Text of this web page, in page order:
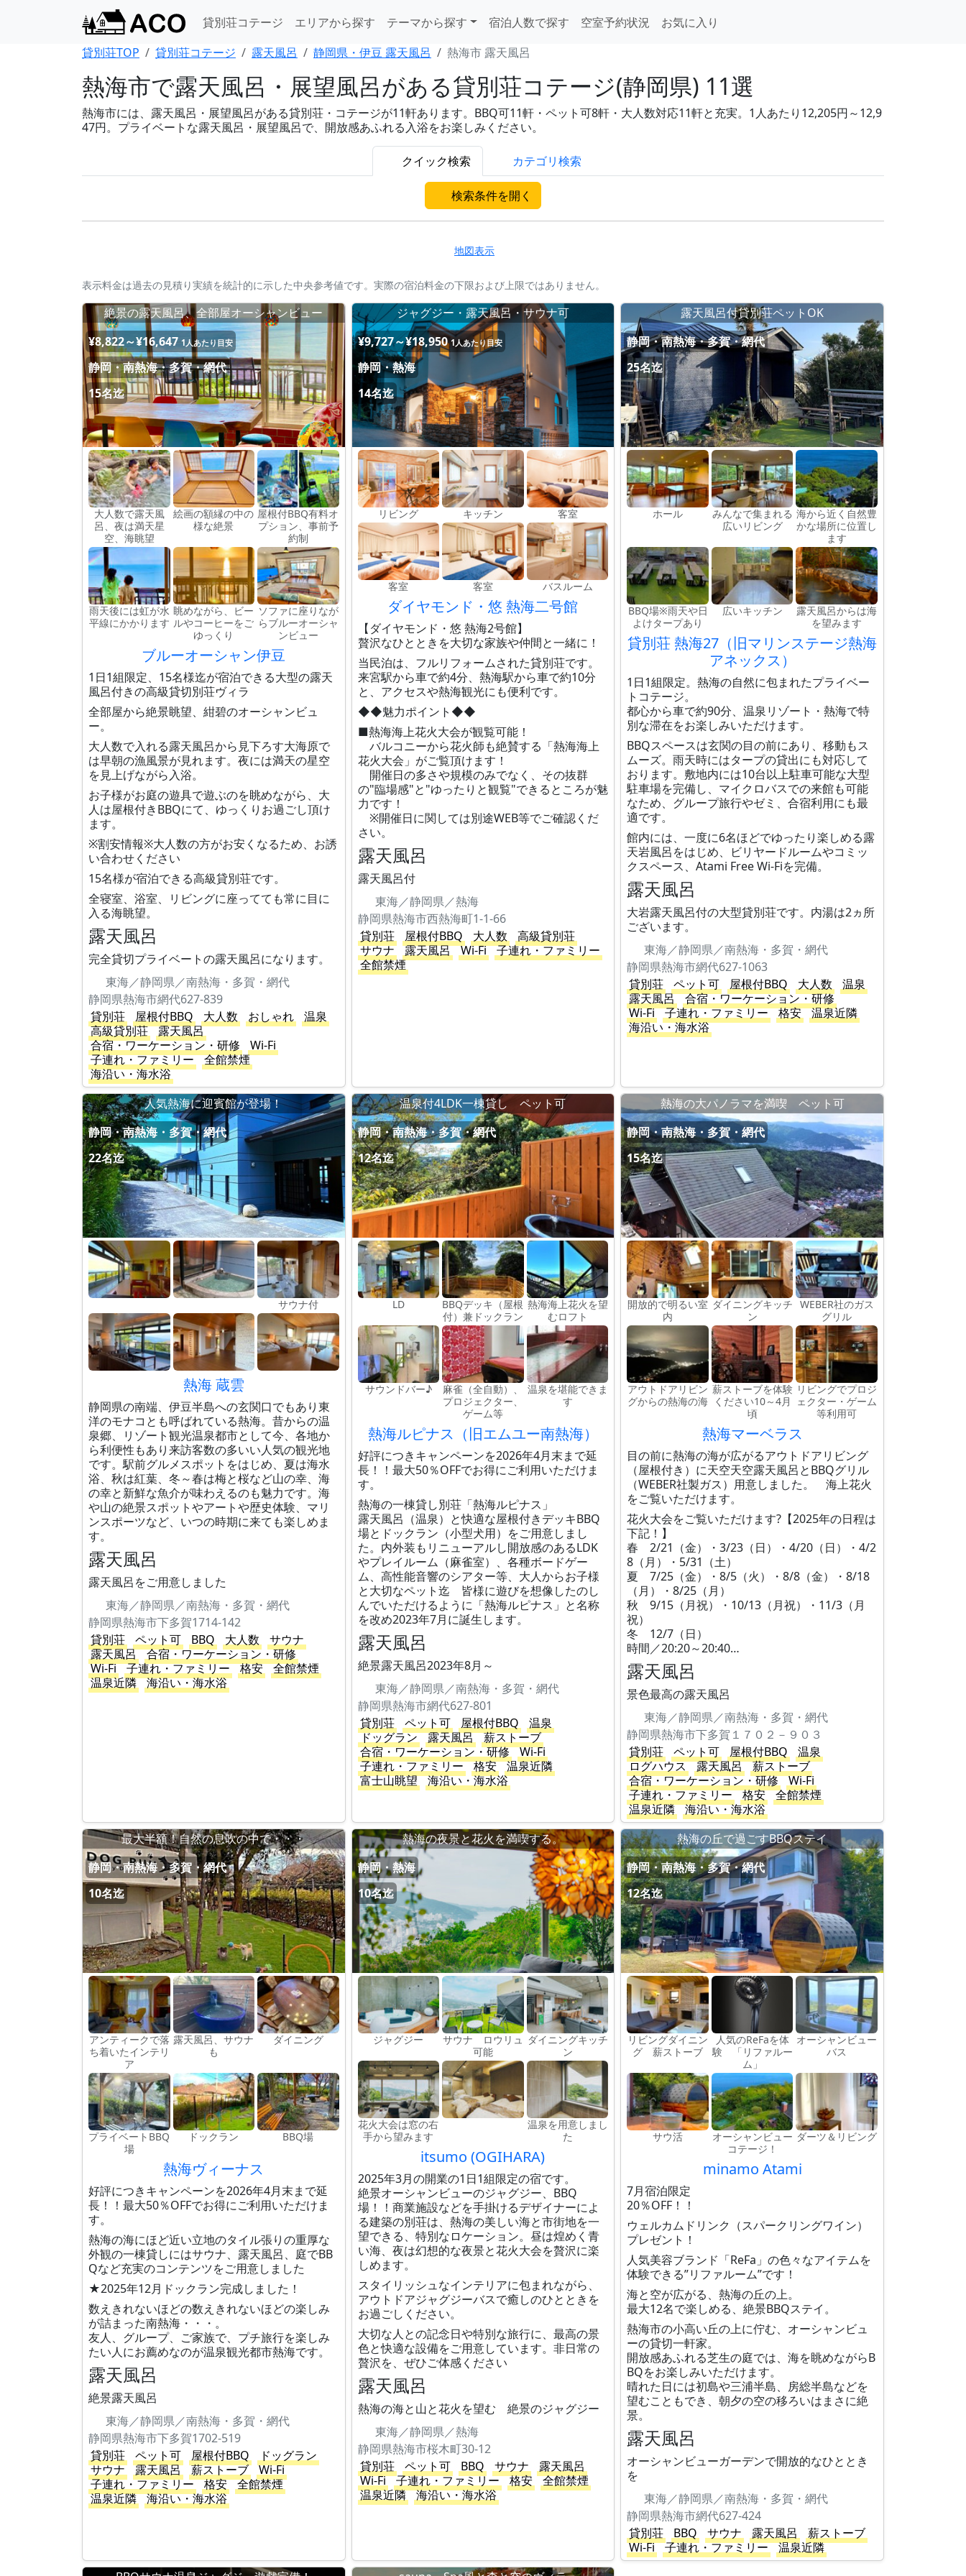
貸別荘コテージ エリアから探す テーマから探す 宿泊人数で探す 空室予約状況
お気に入り
貸別荘TOP
貸別荘コテージ 露天風呂 静岡県・伊豆 露天風呂 熱海市 露天風呂
熱海市で露天風呂・展望風呂がある貸別荘コテージ(静岡県) 11選
熱海市には、露天風呂・展望風呂がある貸別荘・コテージが11軒あります。BBQ可11軒・ペット可8軒・大人数対応11軒と充実。1人あたり12,205円～12,9
47円。プライベートな露天風呂・展望風呂で、開放感あふれる入浴をお楽しみください。
クイック検索 カテゴリ検索
検索条件を開く
地図表示
表示料金は過去の見積り実績を統計的に示した中央参考値です。実際の宿泊料金の下限および上限ではありません。
絶景の露天風呂、全部屋オーシャンビュー
¥8,822～¥16,647 1人あたり目安
静岡・南熱海・多賀・網代
15名迄
大人数で露天風
呂、夜は満天星
空、海眺望
絵画の額縁の中の
様な絶景
屋根付BBQ有料オ
プション、事前予
約制
雨天後には虹が水
平線にかかります
眺めながら、ビー
ルやコーヒーをご
ゆっくり
ソファに座りなが
らブルーオーシャ
ンビュー
ブルーオーシャン伊豆
1日1組限定、15名様迄が宿泊できる大型の露天
風呂付きの高級貸切別荘ヴィラ
全部屋から絶景眺望、紺碧のオーシャンビュ
ー。
大人数で入れる露天風呂から見下ろす大海原で
は早朝の漁風景が見れます。夜には満天の星空
を見上げながら入浴。
お子様がお庭の遊具で遊ぶのを眺めながら、大
人は屋根付きBBQにて、ゆっくりお過ごし頂け
ます。
※割安情報※大人数の方がお安くなるため、お誘
い合わせください
15名様が宿泊できる高級貸別荘です。
全寝室、浴室、リビングに座ってても常に目に
入る海眺望。
露天風呂
完全貸切プライベートの露天風呂になります。
東海／静岡県／南熱海・多賀・網代
静岡県熱海市網代627-839
貸別荘
屋根付BBQ 大人数 おしゃれ
温泉
高級貸別荘
露天風呂
合宿・ワーケーション・研修
Wi-Fi
子連れ・ファミリー
全館禁煙
海沿い・海水浴
ジャグジー・露天風呂・サウナ可
¥9,727～¥18,950 1人あたり目安
静岡・熱海
14名迄
リビング キッチン 客室
客室 客室 バスルーム
ダイヤモンド・悠 熱海二号館
【ダイヤモンド・悠 熱海2号館】
贅沢なひとときを大切な家族や仲間と一緒に！
当民泊は、フルリフォームされた貸別荘です。
来宮駅から車で約4分、熱海駅から車で約10分
と、アクセスや熱海観光にも便利です。
◆◆魅力ポイント◆◆
■熱海海上花火大会が観覧可能！
バルコニーから花火師も絶賛する「熱海海上
花火大会」がご覧頂けます！
開催日の多さや規模のみでなく、その抜群
の"臨場感"と"ゆったりと観覧"できるところが魅
力です！
※開催日に関しては別途WEB等でご確認くだ
さい。
露天風呂
露天風呂付
東海／静岡県／熱海
静岡県熱海市西熱海町1-1-66
貸別荘
屋根付BBQ 大人数
高級貸別荘
サウナ
露天風呂 Wi-Fi
子連れ・ファミリー
全館禁煙
露天風呂付貸別荘ペットOK
静岡・南熱海・多賀・網代
25名迄
ホール
みんなで集まれる
広いリビング
海から近く自然豊
かな場所に位置し
ます
BBQ場※雨天や日
よけタープあり
広いキッチン
露天風呂からは海
を望みます
貸別荘 熱海27（旧マリンステージ熱海
アネックス）
1日1組限定。熱海の自然に包まれたプライベー
トコテージ。
都心から車で約90分、温泉リゾート・熱海で特
別な滞在をお楽しみいただけます。
BBQスペースは玄関の目の前にあり、移動もス
ムーズ。雨天時にはタープの貸出にも対応して
おります。敷地内には10台以上駐車可能な大型
駐車場を完備し、マイクロバスでの来館も可能
なため、グループ旅行やゼミ、合宿利用にも最
適です。
館内には、一度に6名ほどでゆったり楽しめる露
天岩風呂をはじめ、ビリヤードルームやコミッ
クスペース、Atami Free Wi-Fiを完備。
露天風呂
大岩露天風呂付の大型貸別荘です。内湯は2ヵ所
ございます。
東海／静岡県／南熱海・多賀・網代
静岡県熱海市網代627-1063
貸別荘
ペット可 屋根付BBQ 大人数
温泉
露天風呂
合宿・ワーケーション・研修
Wi-Fi
子連れ・ファミリー 格安
温泉近隣
海沿い・海水浴
人気熱海に迎賓館が登場！
静岡・南熱海・多賀・網代
22名迄
サウナ付
熱海 蔵雲
静岡県の南端、伊豆半島への玄関口でもあり東
洋のモナコとも呼ばれている熱海。昔からの温
泉郷、リゾート観光温泉都市として今、各地か
ら利便性もあり来訪客数の多いい人気の観光地
です。駅前グルメスポットをはじめ、夏は海水
浴、秋は紅葉、冬～春は梅と桜など山の幸、海
の幸と新鮮な魚介が味わえるのも魅力です。海
や山の絶景スポットやアートや歴史体験、マリ
ンスポーツなど、いつの時期に来ても楽しめま
す。
露天風呂
露天風呂をご用意しました
東海／静岡県／南熱海・多賀・網代
静岡県熱海市下多賀1714-142
貸別荘
ペット可 BBQ 大人数
サウナ
露天風呂
合宿・ワーケーション・研修
Wi-Fi
子連れ・ファミリー 格安
全館禁煙
温泉近隣
海沿い・海水浴
温泉付4LDK一棟貸し ペット可
静岡・南熱海・多賀・網代
12名迄
LD
BBQデッキ（屋根
付）兼ドックラン
熱海海上花火を望
むロフト
サウンドバー♪
麻雀（全自動）、
プロジェクター、
ゲーム等
温泉を堪能できま
す
熱海ルピナス（旧エムユー南熱海）
好評につきキャンペーンを2026年4月末まで延
長！！最大50％OFFでお得にご利用いただけま
す。
熱海の一棟貸し別荘「熱海ルピナス」
露天風呂（温泉）と快適な屋根付きデッキBBQ
場とドックラン（小型犬用）をご用意しまし
た。内外装もリニューアルし開放感のあるLDK
やプレイルーム（麻雀室）、各種ボードゲー
ム、高性能音響のシアター等、大人からお子様
と大切なペット迄 皆様に遊びを想像したのし
んでいただけるように「熱海ルピナス」と名称
を改め2023年7月に誕生します。
露天風呂
絶景露天風呂2023年8月～
東海／静岡県／南熱海・多賀・網代
静岡県熱海市網代627-801
貸別荘
ペット可 屋根付BBQ
温泉
ドッグラン
露天風呂
薪ストーブ
合宿・ワーケーション・研修
Wi-Fi
子連れ・ファミリー
格安
温泉近隣
富士山眺望
海沿い・海水浴
熱海の大パノラマを満喫 ペット可
静岡・南熱海・多賀・網代
15名迄
開放的で明るい室
内
ダイニングキッチ
ン
WEBER社のガス
グリル
アウトドアリビン
グからの熱海の海
薪ストーブを体験
ください10～4月
頃
リビングでプロジ
ェクター・ゲーム
等利用可
熱海マーベラス
目の前に熱海の海が広がるアウトドアリビング
（屋根付き）に天空天空露天風呂とBBQグリル
（WEBER社製ガス）用意しました。 海上花火
をご覧いただけます。
花火大会をご覧いただけます?【2025年の日程は
下記！】
春 2/21（金）・3/23（日）・4/20（日）・4/2
8（月）・5/31（土）
夏 7/25（金）・8/5（火）・8/8（金）・8/18
（月）・8/25（月）
秋 9/15（月祝）・10/13（月祝）・11/3（月
祝）
冬 12/7（日）
時間／20:20～20:40…
露天風呂
景色最高の露天風呂
東海／静岡県／南熱海・多賀・網代
静岡県熱海市下多賀１７０２－９０３
貸別荘
ペット可 屋根付BBQ
温泉
ログハウス
露天風呂
薪ストーブ
合宿・ワーケーション・研修
Wi-Fi
子連れ・ファミリー
格安
全館禁煙
温泉近隣
海沿い・海水浴
最大半額！自然の息吹の中で・・・
静岡・南熱海・多賀・網代
10名迄
アンティークで落
ち着いたインテリ
ア
露天風呂、サウナ
も
ダイニング
プライベートBBQ
場
ドックラン BBQ場
熱海ヴィーナス
好評につきキャンペーンを2026年4月末まで延
長！！最大50％OFFでお得にご利用いただけま
す。
熱海の海にほど近い立地のタイル張りの重厚な
外観の一棟貸しにはサウナ、露天風呂、庭でBB
Qなど充実のコンテンツをご用意しました
★2025年12月ドックラン完成しました！
数えきれないほどの数えきれないほどの楽しみ
が詰まった南熱海・・・。
友人、グループ、ご家族で、プチ旅行を楽しみ
たい人にお薦めなのが温泉観光都市熱海です。
露天風呂
絶景露天風呂
東海／静岡県／南熱海・多賀・網代
静岡県熱海市下多賀1702-519
貸別荘
ペット可 屋根付BBQ
ドッグラン
サウナ
露天風呂 薪ストーブ
Wi-Fi
子連れ・ファミリー
格安
全館禁煙
温泉近隣
海沿い・海水浴
熱海の夜景と花火を満喫する。
静岡・熱海
10名迄
ジャグジー
サウナ ロウリュ
可能
ダイニングキッチ
ン
花火大会は窓の右
手から望みます
温泉を用意しまし
た
itsumo (OGIHARA)
2025年3月の開業の1日1組限定の宿です。
絶景オーシャンビューのジャグジー、BBQ
場！！商業施設などを手掛けるデザイナーによ
る建築の別荘は、熱海の美しい海と市街地を一
望できる、特別なロケーション。昼は煌めく青
い海、夜は幻想的な夜景と花火大会を贅沢に楽
しめます。
スタイリッシュなインテリアに包まれながら、
アウトドアジャグジーバスで癒しのひとときを
お過ごしください。
大切な人との記念日や特別な旅行に、最高の景
色と快適な設備をご用意しています。非日常の
贅沢を、ぜひご体感ください
露天風呂
熱海の海と山と花火を望む 絶景のジャグジー
東海／静岡県／熱海
静岡県熱海市桜木町30-12
貸別荘
ペット可 BBQ サウナ
露天風呂
Wi-Fi
子連れ・ファミリー 格安
全館禁煙
温泉近隣
海沿い・海水浴
熱海の丘で過ごすBBQステイ
静岡・南熱海・多賀・網代
12名迄
リビングダイニン
グ 薪ストーブ
人気のReFaを体
験 「リファルー
ム」
オーシャンビュー
バス
サウ活
オーシャンビュー
コテージ！
ダーツ＆リビング
minamo Atami
7月宿泊限定
20％OFF！！
ウェルカムドリンク（スパークリングワイン）
プレゼント！
人気美容ブランド「ReFa」の色々なアイテムを
体験できる”リファルーム”です！
海と空が広がる、熱海の丘の上。
最大12名で楽しめる、絶景BBQステイ。
熱海市の小高い丘の上に佇む、オーシャンビュ
ーの貸切一軒家。
開放感あふれる芝生の庭では、海を眺めながらB
BQをお楽しみいただけます。
晴れた日には初島や三浦半島、房総半島などを
望むこともでき、朝夕の空の移ろいはまさに絶
景。
露天風呂
オーシャンビューガーデンで開放的なひととき
を
東海／静岡県／南熱海・多賀・網代
静岡県熱海市網代627-424
貸別荘
BBQ サウナ 露天風呂
薪ストーブ
Wi-Fi
子連れ・ファミリー
温泉近隣